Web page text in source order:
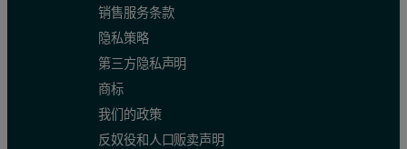
销售服务条款
隐私策略
第三方隐私声明
商标
我们的政策
反奴役和人口贩卖声明